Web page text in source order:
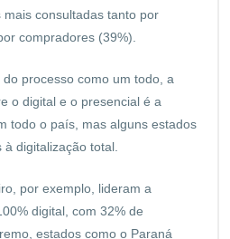
consultadas tanto por
compradores (39%).
processo como um todo, a
o digital e o presencial é a
todo o país, mas alguns estados
digitalização total.
por exemplo, lideram a
digital, com 32% de
estados como o Paraná